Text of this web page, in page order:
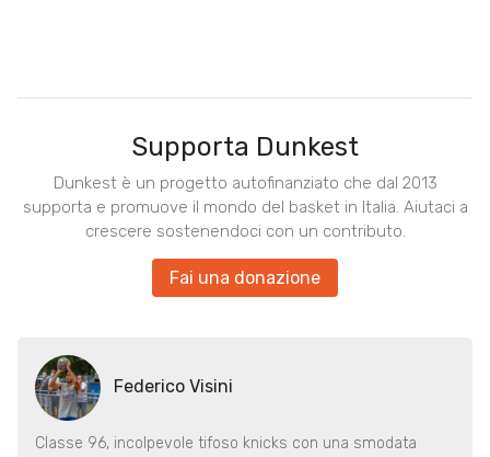
Supporta Dunkest
Dunkest è un progetto autofinanziato che dal 2013
supporta e promuove il mondo del basket in Italia. Aiutaci a
crescere sostenendoci con un contributo.
Fai una donazione
Federico Visini
Classe 96, incolpevole tifoso knicks con una smodata